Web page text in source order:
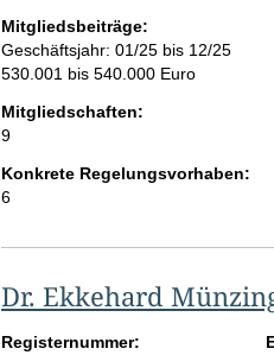
Mitgliedsbeiträge:
Geschäftsjahr: 01/25 bis 12/25
530.001 bis 540.000 Euro
Mitgliedschaften:
9
Konkrete Regelungsvorhaben:
6
Dr. Ekkehard
Registernummer: